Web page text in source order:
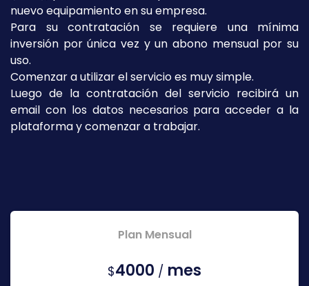
nuevo equipamiento en su empresa.
Para su contratación se requiere una mínima
inversión por única vez y un abono mensual por su
uso.
Comenzar a utilizar el servicio es muy simple.
Luego de la contratación del servicio recibirá un
email con los datos necesarios para acceder a la
plataforma y comenzar a trabajar.
Plan Mensual
$4000 / mes